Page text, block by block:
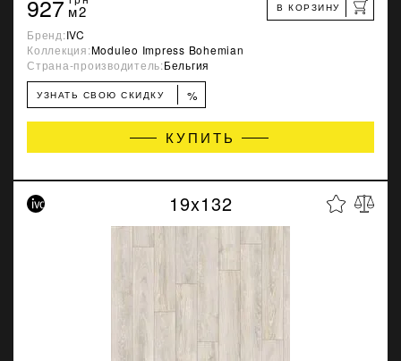
927 м2 В КОРЗИНУ
Бренд:IVC
Коллекция:Moduleo Impress Bohemian
Страна-производитель:Бельгия
УЗНАТЬ СВОЮ СКИДКУ %
КУПИТЬ
19x132